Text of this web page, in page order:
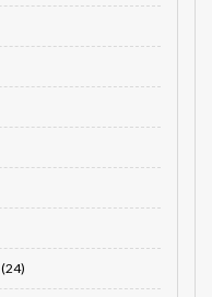
(24)